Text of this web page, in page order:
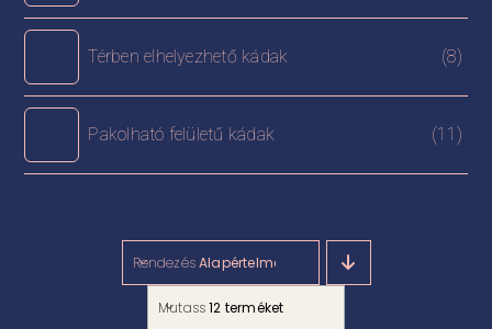
Térben elhelyezhető kádak (8)
Pakolható felületű kádak (11)
RendezésAlapértelmezett rendezés
Mutass12 terméket